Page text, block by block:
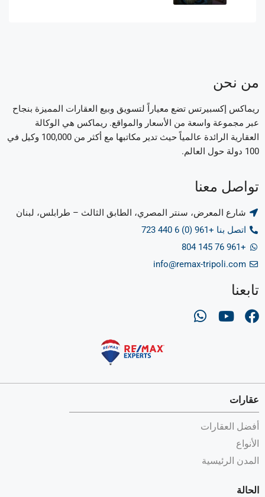
من نحن
ريماكس إكسبيرتس تضع معياراً لتسويق وبيع العقارات المميزة بنجاح
عبر مجموعة واسعة من الأسعار والمواقع. ريماكس هي الوكالة
العقارية الرائدة عالمياً حيث تدير مكاتبها مع أكثر من 100,000 وكيل في
100 دولة حول العالم.
تواصل معنا
شارع المعرض، سنتر المصري، الطابق الثالث – طرابلس، لبنان
اتصل بنا +961 (0) 6 440 723
+961 76 145 804
info@remax-tripoli.com
تابعنا
عقارات
أفضل العقارات
الأنواع
المدن الرئيسية
الحالة